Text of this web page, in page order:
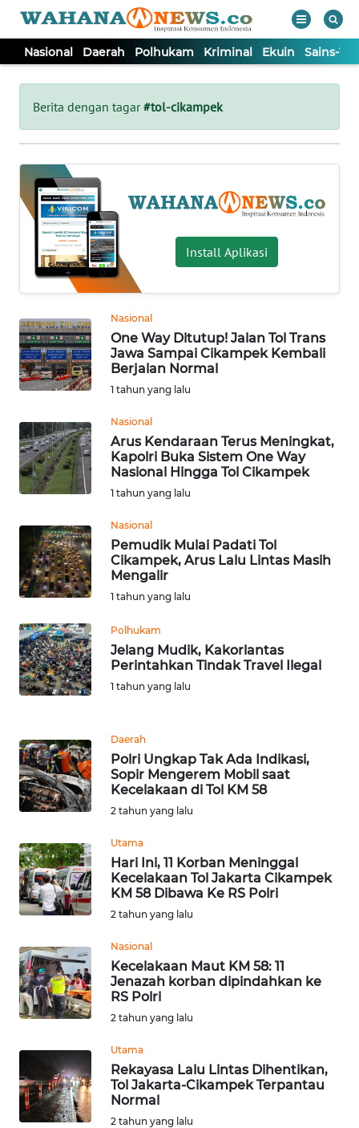
Nasional Daerah Polhukam Kriminal Ekuin Sains-
Berita dengan tagar#tol-cikampek
Install Aplikasi
Nasional
One Way Ditutup! Jalan Tol Trans
Jawa Sampai Cikampek Kembali
Berjalan Normal
1 tahun yang lalu
Nasional
Arus Kendaraan Terus Meningkat,
Kapolri Buka Sistem One Way
Nasional Hingga Tol Cikampek
1 tahun yang lalu
Nasional
Pemudik Mulai Padati Tol
Cikampek, Arus Lalu Lintas Masih
Mengalir
1 tahun yang lalu
Polhukam
Jelang Mudik, Kakorlantas
Perintahkan Tindak Travel Ilegal
1 tahun yang lalu
Daerah
Polri Ungkap Tak Ada Indikasi,
Sopir Mengerem Mobil saat
Kecelakaan di Tol KM 58
2 tahun yang lalu
Utama
Hari Ini, 11 Korban Meninggal
Kecelakaan Tol Jakarta Cikampek
KM 58 Dibawa Ke RS Polri
2 tahun yang lalu
Nasional
Kecelakaan Maut KM 58: 11
Jenazah korban dipindahkan ke
RS Polri
2 tahun yang lalu
Utama
Rekayasa Lalu Lintas Dihentikan,
Tol Jakarta-Cikampek Terpantau
Normal
2 tahun yang lalu
Tutup
NASIONAL
DAERAH
POLHUKAM
KRIMINAL
EKUIN
SAINS-TEKNO
INTERNASIONAL
PENDIDIKAN
OLAHRAGA
OPINI
EDITORIAL
INDEKS
BERITA
INFO
IKLAN
KAMI
PEDOMAN
MEDIA
REDAKSI
KARIR